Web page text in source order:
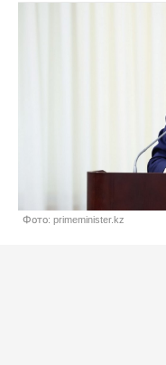
Фото: primeminister.kz